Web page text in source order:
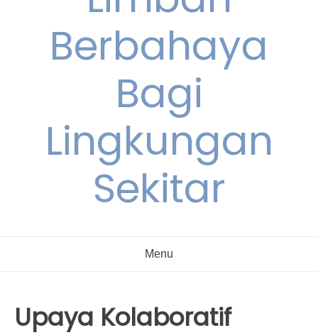
Berbahaya
Bagi
Lingkungan
Sekitar
Menu
Upaya Kolaboratif